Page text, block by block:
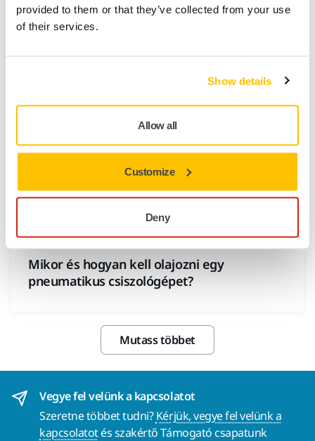
provided to them or that they’ve collected from your use
of their services.
Show details
Allow all
Customize
Deny
Hogyan lehet megjavítani a törött kábelt a
Mirka DEROS/DEOS/LEROS készüléken?
Mikor és hogyan kell olajozni egy
pneumatikus csiszológépet?
Mutass többet
Vegye fel velünk a kapcsolatot
Szeretne többet tudni?Kérjük, vegye fel velünk a
kapcsolatotés szakértő Támogató csapatunk